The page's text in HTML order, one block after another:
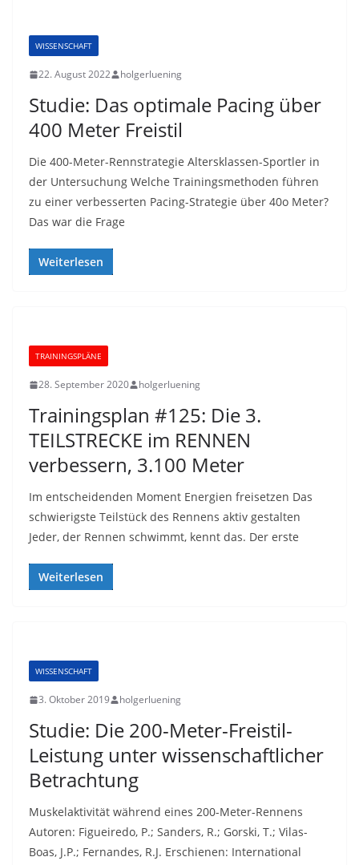
WISSENSCHAFT
22. August 2022 holgerluening
Studie: Das optimale Pacing über
400 Meter Freistil
Die 400-Meter-Rennstrategie Altersklassen-Sportler in
der Untersuchung Welche Trainingsmethoden führen
zu einer verbesserten Pacing-Strategie über 40o Meter?
Das war die Frage
Weiterlesen
TRAININGSPLÄNE
28. September 2020 holgerluening
Trainingsplan #125: Die 3.
TEILSTRECKE im RENNEN
verbessern, 3.100 Meter
Im entscheidenden Moment Energien freisetzen Das
schwierigste Teilstück des Rennens aktiv gestalten
Jeder, der Rennen schwimmt, kennt das. Der erste
Weiterlesen
WISSENSCHAFT
3. Oktober 2019 holgerluening
Studie: Die 200-Meter-Freistil-
Leistung unter wissenschaftlicher
Betrachtung
Muskelaktivität während eines 200-Meter-Rennens
Autoren: Figueiredo, P.; Sanders, R.; Gorski, T.; Vilas-
Boas, J.P.; Fernandes, R.J. Erschienen: International